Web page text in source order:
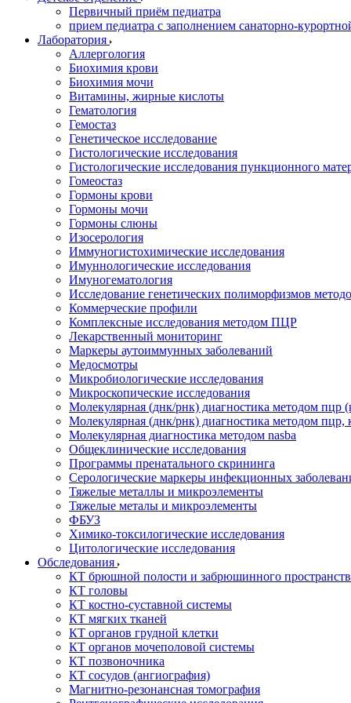
Первичный приём педиатра
прием педиатра с заполнением санаторно-
Лаборатория
Аллергология
Биохимия крови
Биохимия мочи
Витамины, жирные кислоты
Гематология
Гемостаз
Генетическое исследование
Гистологические исследования
Гистологические исследования пункционного
Гомеостаз
Гормоны крови
Гормоны мочи
Гормоны слюны
Изосерология
Иммуногистохимические исследования
Имуннологические исследования
Имуногематология
Исследование генетических полиморфизмов
Коммерческие профили
Комплексные исследования методом ПЦР
Лекарственный мониторинг
Маркеры аутоиммунных заболеваний
Медосмотры
Микробиологические исследования
Микроскопические исследования
Молекулярная (днк/рнк) диагностика методом пцр
Молекулярная (днк/рнк) диагностика методом пцр,
Молекулярная диагностика методом nasba
Общеклинические исследования
Программы пренатального скрининга
Серологические маркеры инфекционных
Тяжелые металлы и микроэлементы
Тяжелые металы и микроэлементы
ФБУЗ
Химико-токсилогические исследования
Цитологические исследования
Обследования
КТ брюшной полости и забрюшинного
КТ головы
КТ костно-суставной системы
КТ мягких тканей
КТ органов грудной клетки
КТ органов мочеполовой системы
КТ позвоночника
КТ сосудов (ангиография)
Магнитно-резонансная томография